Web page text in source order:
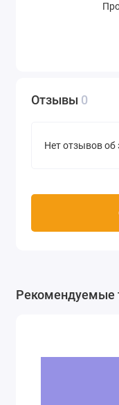
Отзывы 0
Нет отзывов об
Рекомендуемые